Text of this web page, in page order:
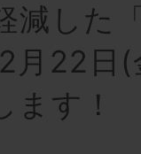
減した
月22日
ます！